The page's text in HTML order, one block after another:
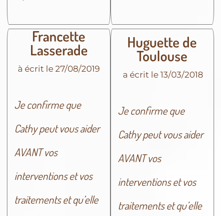
Francette
Lasserade
à écrit le 27/08/2019
Je confirme que
Cathy peut vous aider
AVANT vos
interventions et vos
traitements et qu’elle
Huguette de
Toulouse
a écrit le 13/03/2018
Je confirme que
Cathy peut vous aider
AVANT vos
interventions et vos
traitements et qu’elle